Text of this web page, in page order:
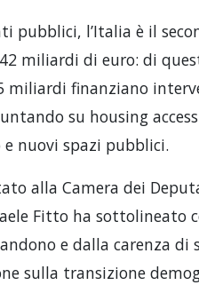
pubblici, l’Italia è il
miliardi di euro: di
miliardi finanziano
su housing
nuovi spazi pubblici.
alla Camera dei
Fitto ha sottolineato
e dalla carenza
sulla transizione